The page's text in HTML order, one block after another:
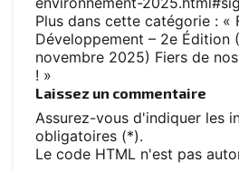
Plus dans cette catégorie : «
Développement – 2e Édition
novembre 2025) Fiers de
! »
Laissez un commentaire
Assurez-vous d'indiquer les
obligatoires (*).
Le code HTML n'est pas